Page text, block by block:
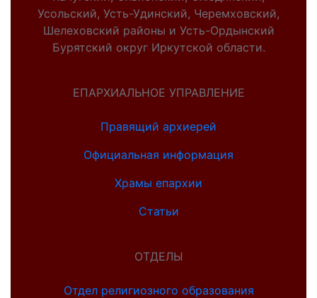
Усольский, Усть-Удинский, Черемховский,
Шелеховский районы и Усть-Ордынский
Бурятский округ Иркутской области.
ЕПАРХИАЛЬНОЕ УПРАВЛЕНИЕ
Правящий архиерей
Официальная информация
Храмы епархии
Статьи
ОТДЕЛЫ
Отдел религиозного образования